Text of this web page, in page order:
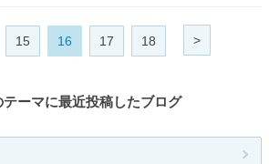
15 16 17 18 >
テーマに最近投稿したブログ